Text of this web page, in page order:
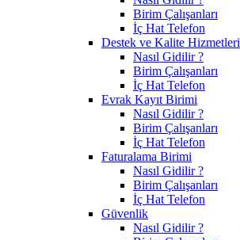
Birim Çalışanları
İç Hat Telefon
Destek ve Kalite Hizmetleri
Nasıl Gidilir ?
Birim Çalışanları
İç Hat Telefon
Evrak Kayıt Birimi
Nasıl Gidilir ?
Birim Çalışanları
İç Hat Telefon
Faturalama Birimi
Nasıl Gidilir ?
Birim Çalışanları
İç Hat Telefon
Güvenlik
Nasıl Gidilir ?